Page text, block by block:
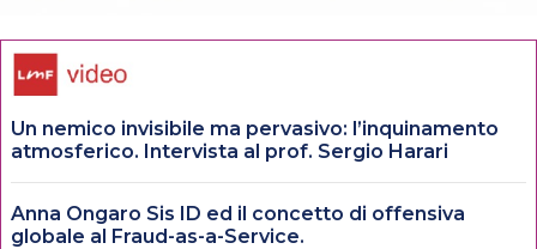
Un nemico invisibile ma pervasivo: l’inquinamento
atmosferico. Intervista al prof. Sergio Harari
Anna Ongaro Sis ID ed il concetto di offensiva
globale al Fraud-as-a-Service.